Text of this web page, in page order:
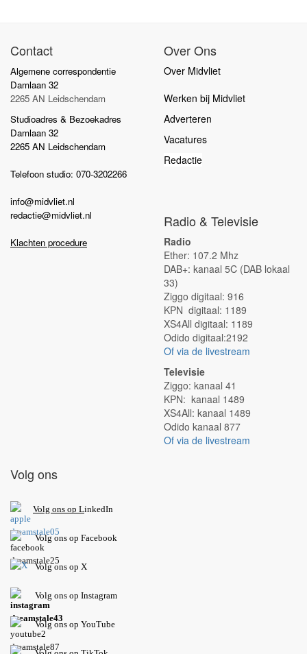
Contact
Algemene correspondentie
Damlaan 32
2265 AN Leidschendam
Studioadres & Bezoekadres
Damlaan 32
2265 AN Leidschendam
Telefoon studio: 070-3202266
info@midvliet.nl
redactie@midvliet.nl
Klachten procedure
Over Ons
Over Midvliet
Werken bij Midvliet
Adverteren
Vacatures
Redactie
Radio & Televisie
Radio
Ether: 107.2 Mhz
DAB+: kanaal 5C (DAB lokaal
33)
Ziggo digitaal: 916
KPN digitaal: 1189
XS4All digitaal: 1189
Odido digitaal:2192
Of via de livestream
Televisie
Ziggo: kanaal 41
KPN: kanaal 1489
XS4All: kanaal 1489
Odido kanaal 877
Of via de livestream
Volg ons
Volg ons op LinkedIn
Volg ons op Facebook
Volg ons op X
Volg ons op Instagram
Volgons op YouTube